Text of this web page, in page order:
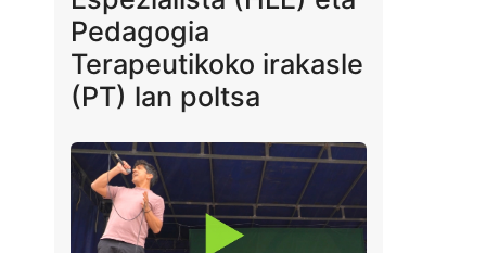
Pedagogia
Terapeutikoko irakasle
(PT) lan poltsa